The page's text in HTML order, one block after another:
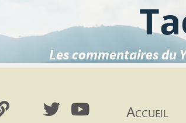
Les commentaires du
Accueil